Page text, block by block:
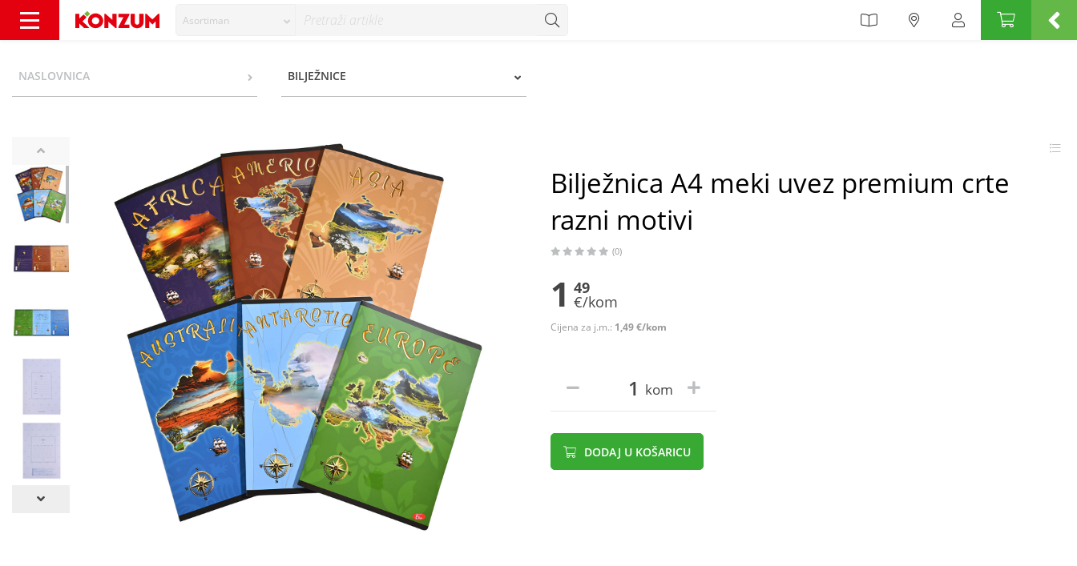
Asortiman
NASLOVNICA BILJEŽNICE
Bilježnica A4 meki uvez premium crte
razni motivi
(0)
1 49
€/kom
Cijena za j.m.: 1,49 €/kom
kom
DODAJ U KOŠARICU